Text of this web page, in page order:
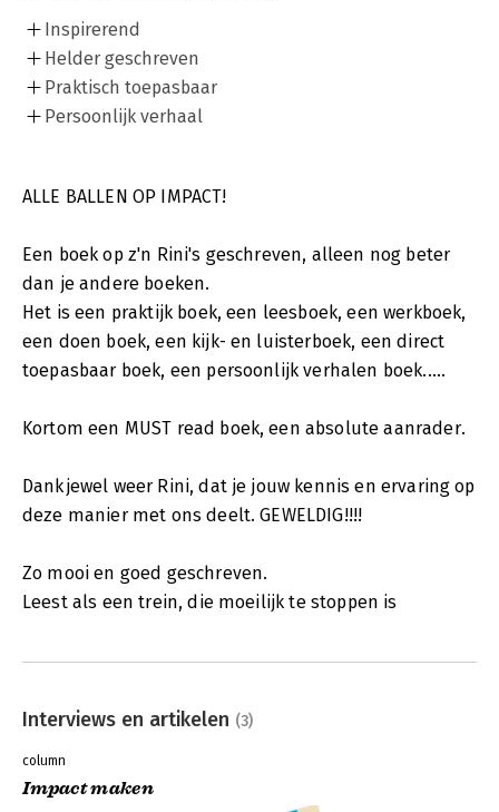
Inspirerend
Helder geschreven
Praktisch toepasbaar
Persoonlijk verhaal
ALLE BALLEN OP IMPACT!
Een boek op z'n Rini's geschreven, alleen nog beter
dan je andere boeken.
Het is een praktijk boek, een leesboek, een werkboek,
een doen boek, een kijk- en luisterboek, een direct
toepasbaar boek, een persoonlijk verhalen boek.....
Kortom een MUST read boek, een absolute aanrader.
Dankjewel weer Rini, dat je jouw kennis en ervaring op
deze manier met ons deelt. GEWELDIG!!!!
Zo mooi en goed geschreven.
Leest als een trein, die moeilijk te stoppen is
Interviews en artikelen (3)
column
Impact maken